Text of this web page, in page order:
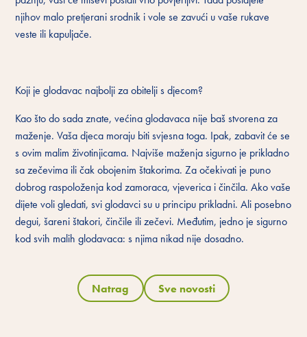
njihov malo pretjerani srodnik i vole se zavući u vaše rukave
veste ili kapuljače.
Koji je glodavac najbolji za obitelji s djecom?
Kao što do sada znate, većina glodavaca nije baš stvorena za
maženje. Vaša djeca moraju biti svjesna toga. Ipak, zabavit će se
s ovim malim životinjicama. Najviše maženja sigurno je prikladno
sa zečevima ili čak obojenim štakorima. Za očekivati ​​je puno
dobrog raspoloženja kod zamoraca, vjeverica i činčila. Ako vaše
dijete voli gledati, svi glodavci su u principu prikladni. Ali posebno
degui, šareni štakori, činčile ili zečevi. Međutim, jedno je sigurno
kod svih malih glodavaca: s njima nikad nije dosadno.
Natrag Sve novosti